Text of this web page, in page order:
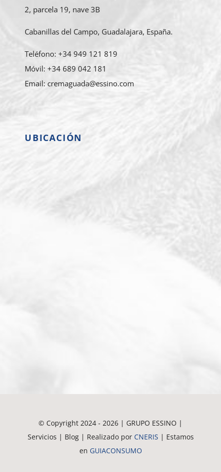
2, parcela 19, nave 3B
Cabanillas del Campo, Guadalajara, España.
Teléfono: +34 949 121 819
Móvil: +34 689 042 181
Email: cremaguada@essino.com
UBICACIÓN
© Copyright 2024 - 2026 | GRUPO ESSINO |
Servicios | Blog | Realizado por CNERIS | Estamos
en GUIACONSUMO